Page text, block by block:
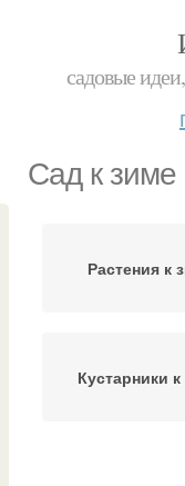
садовые
Сад к зиме
Растения к
Кустарники